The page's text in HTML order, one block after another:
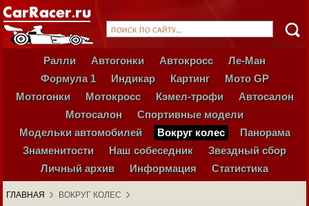
Ралли Автогонки Автокросс
Ле-Ман
Формула 1
Индикар Картинг
Мото GP
Мотогонки
Мотокросс Кэмел-трофи
Автосалон
Мотосалон
Спортивные модели
Модельки автомобилей
Вокруг колес
Панорама
Знаменитости
Наш собеседник
Звездный сбор
Личный архив
Информация Статистика
ГЛАВНАЯ ВОКРУГ КОЛЕС